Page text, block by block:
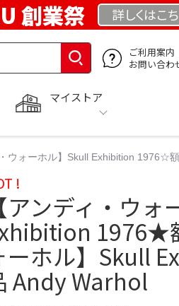
創業祭 詳しくはこ
ご利用案内
お問い合わ
マイストア
ウォーホル】Skull Exhibition 1976☆
!
【アンディ・ウ
1976★
ーホル】Skull
Andy Warhol